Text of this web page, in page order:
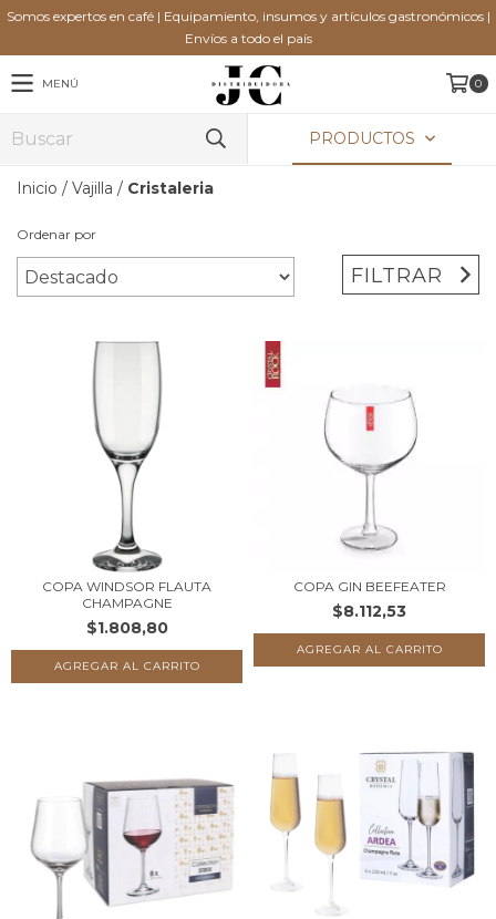
Somos expertos en café | Equipamiento, insumos y artículos gastronómicos |
Envíos a todo el país
MENÚ 0
PRODUCTOS
Inicio / Vajilla / Cristaleria
Ordenar por
FILTRAR
COPA WINDSOR FLAUTA
CHAMPAGNE
$1.808,80
COPA GIN BEEFEATER
$8.112,53